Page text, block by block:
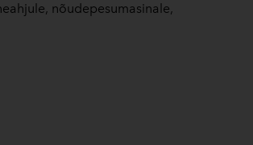
nõudepesumasinale,